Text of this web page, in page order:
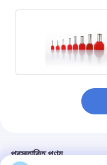
প্রস্তাবিত পণ্য